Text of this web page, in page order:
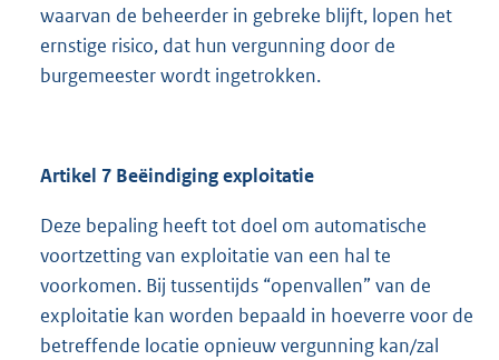
waarvan de beheerder in gebreke blijft, lopen het
ernstige risico, dat hun vergunning door de
burgemeester wordt ingetrokken.
Artikel 7 Beëindiging exploitatie
Deze bepaling heeft tot doel om automatische
voortzetting van exploitatie van een hal te
voorkomen. Bij tussentijds “openvallen” van de
exploitatie kan worden bepaald in hoeverre voor de
betreffende locatie opnieuw vergunning kan/zal